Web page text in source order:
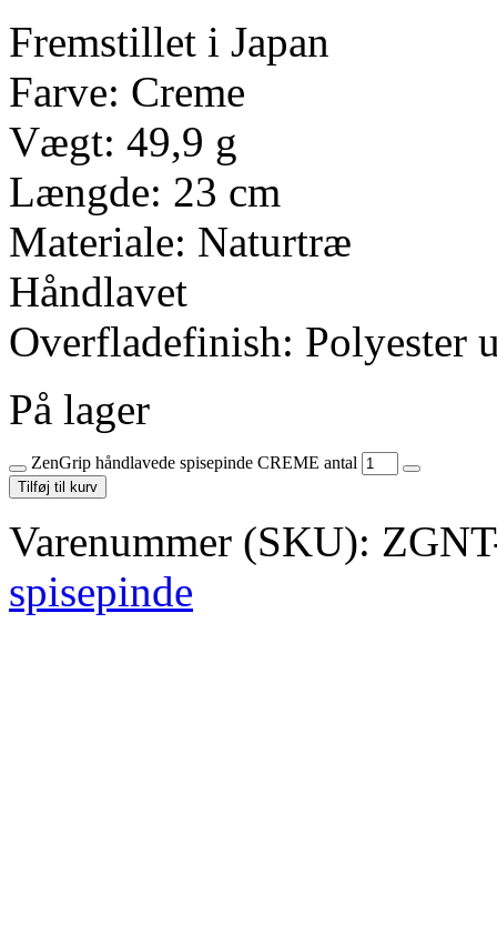
Fremstillet i Japan
Farve: Creme
Vægt: 49,9 g
Længde: 23 cm
Materiale: Naturtræ
Håndlavet
Overfladefinish: Polyester
På lager
ZenGrip håndlavede spisepinde CREME antal
Tilføj til kurv
Varenummer (SKU):
spisepinde